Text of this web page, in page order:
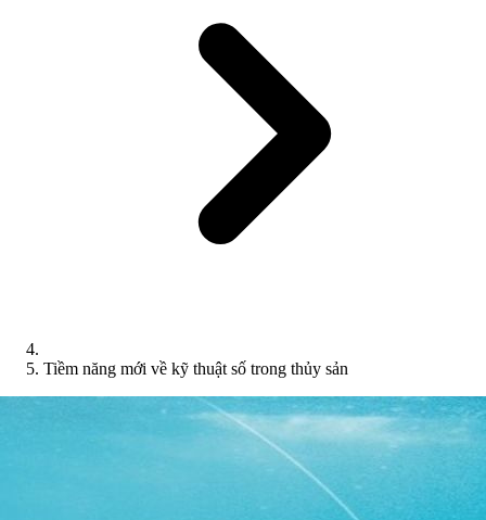
Tiềm năng mới về kỹ thuật số trong thủy sản